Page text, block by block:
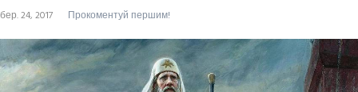
бер. 24, 2017 Прокоментуй першим!